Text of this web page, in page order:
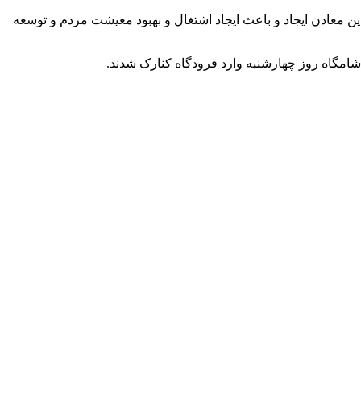
معادن ایجاد و باعث ایجاد اشتغال و بهبود معیشت مردم و توسعه
روز چهارشنبه وارد فرودگاه کنارک شدند.